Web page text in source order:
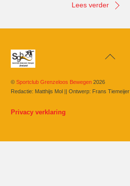
Lees verder
Back
©Sportclub Grenzeloos Bewegen 2026
Redactie: Matthijs Mol || Ontwerp: Frans Tiemeijer
Privacy verklaring